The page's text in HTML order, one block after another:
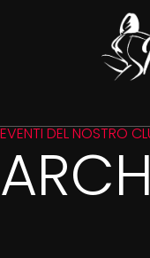
EVENTI DEL NOSTRO